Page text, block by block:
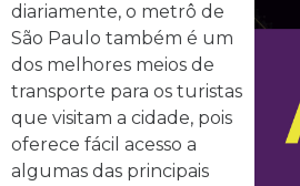
diariamente, o metrô de
São Paulo também é um
dos melhores meios de
transporte para os turistas
que visitam a cidade, pois
oferece fácil acesso a
algumas das principais